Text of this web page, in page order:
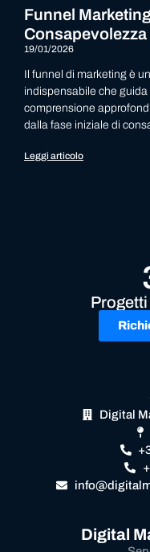
Funnel
19/01/2026
Il funnel di marketing è
indispensabile che
comprensione
dalla fase iniziale di
Leggi articolo
Digital
Digital